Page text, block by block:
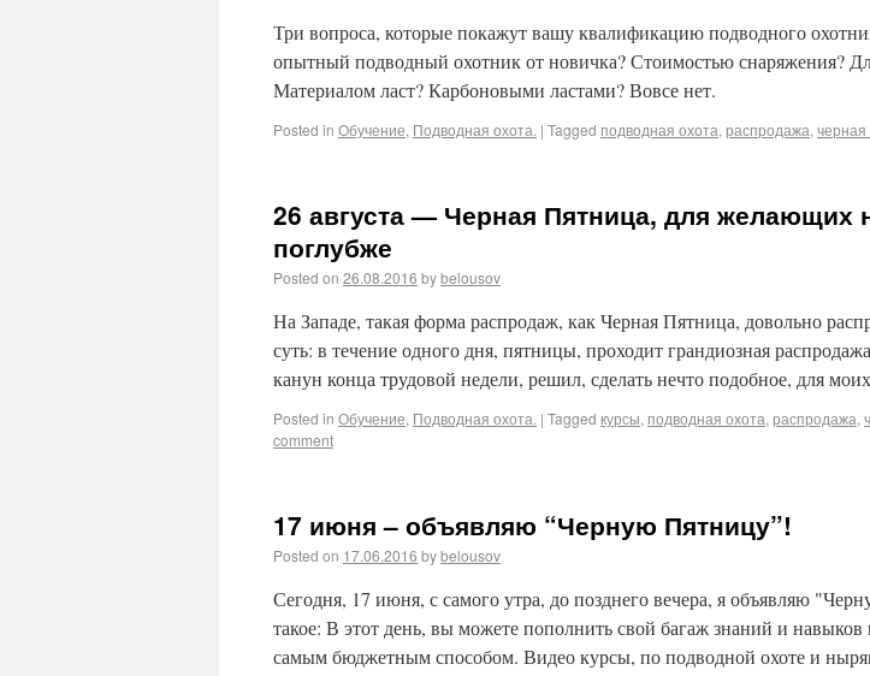
Три вопроса, которые покажут вашу квалификацию подводного
опытный подводный охотник от новичка? Стоимостью снаряжения?
Материалом ласт? Карбоновыми ластами? Вовсе нет.
Posted in Обучение, Подводная охота. | Tagged подводная охота, распродажа, черная
26 августа — Черная Пятница, для желающих
поглубже
Posted on 26.08.2016 bybelousov
На Западе, такая форма распродаж, как Черная Пятница, довольно
суть: в течение одного дня, пятницы, проходит грандиозная
канун конца трудовой недели, решил, сделать нечто подобное, для
Posted in Обучение, Подводная охота. | Tagged курсы, подводная охота, распродажа,
comment
17 июня – объявляю “Черную Пятницу”!
Posted on 17.06.2016 bybelousov
Сегодня, 17 июня, с самого утра, до позднего вечера, я объявляю
такое: В этот день, вы можете пополнить свой багаж знаний и навыков
самым бюджетным способом. Видео курсы, по подводной охоте и